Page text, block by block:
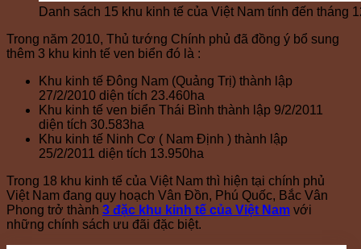
Danh sách 15 khu kinh tế của Việt Nam tính đến tháng
Trong năm 2010, Thủ tướng Chính phủ đã đồng ý bổ sung
thêm 3 khu kinh tế ven biển đó là :
Khu kinh tế Đông Nam (Quảng Trị) thành lập
27/2/2010 diện tích 23.460ha
Khu kinh tế ven biển Thái Bình thành lập 9/2/2011
diện tích 30.583ha
Khu kinh tế Ninh Cơ ( Nam Định ) thành lập
25/2/2011 diện tích 13.950ha
Trong 18 khu kinh tế của Việt Nam thì hiện tại chính phủ
Việt Nam đang quy hoạch Vân Đồn, Phú Quốc, Bắc Vân
Phong trở thành 3 đặc khu kinh tế của Việt Nam với
những chính sách ưu đãi đặc biệt.